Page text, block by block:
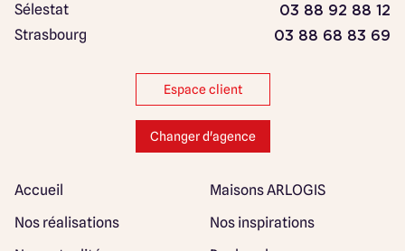
Sélestat 03 88 92 88 12
Strasbourg 03 88 68 83 69
Espace client
Changer d'agence
Accueil
Maisons ARLOGIS
Nos réalisations
Nos inspirations